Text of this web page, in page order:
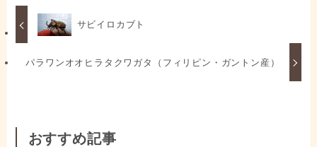
サビイロカブト
パラワンオオヒラタクワガタ（フィリピン・ガントン産）
おすすめ記事